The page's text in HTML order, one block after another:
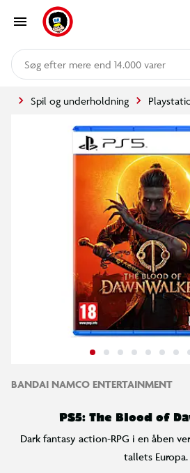
mere end 14.000 varer
Spil og underholdning
BANDAI NAMCO ENTERTAINMENT
PS5: The Blood of
Dark fantasy action-RPG i en åben
tallets Europa.